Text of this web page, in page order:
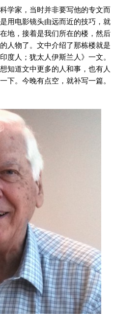
学家，当时并非要写他的专文而
用电影镜头由远而近的技巧，就
地，接着是我们所在的楼，然后
人物了。文中介绍了那栋楼就是
度人；犹太人伊斯兰人》一文。
知道文中更多的人和事，也有人
下。今晚有点空，就补写一篇。